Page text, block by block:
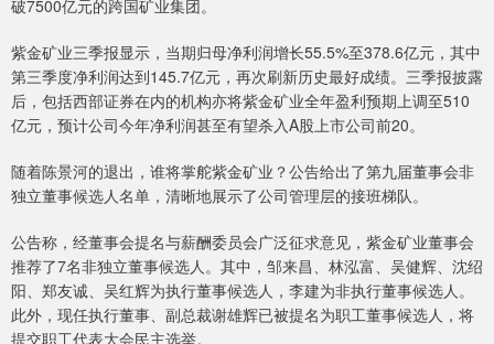
破7500亿元的跨国矿业集团。
紫金矿业三季报显示，当期归母净利润增长55.5%至378.6亿元，其中
第三季度净利润达到145.7亿元，再次刷新历史最好成绩。三季报披露
后，包括西部证券在内的机构亦将紫金矿业全年盈利预期上调至510
亿元，预计公司今年净利润甚至有望杀入A股上市公司前20。
随着陈景河的退出，谁将掌舵紫金矿业？公告给出了第九届董事会非
独立董事候选人名单，清晰地展示了公司管理层的接班梯队。
公告称，经董事会提名与薪酬委员会广泛征求意见，紫金矿业董事会
推荐了7名非独立董事候选人。其中，邹来昌、林泓富、吴健辉、沈绍
阳、郑友诚、吴红辉为执行董事候选人，李建为非执行董事候选人。
此外，现任执行董事、副总裁谢雄辉已被提名为职工董事候选人，将
提交职工代表大会民主选举。